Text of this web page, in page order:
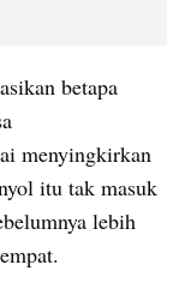
betapa
menyingkirkan
itu tak masuk
lebih